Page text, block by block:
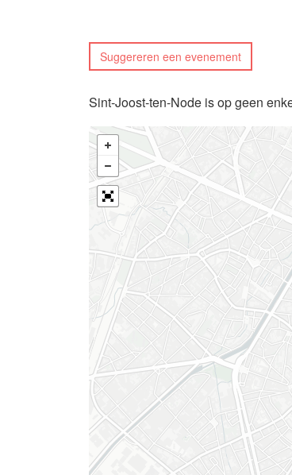
Suggereren een evenement
Sint-Joost-ten-Node is op geen